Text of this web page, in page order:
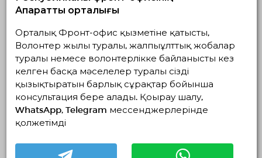
Волонтерлер қажет:
Жылы патруль: Түркістандағы
панасыз жануарларға көмек
акциясы
Волонтерлер қажет:
Ақпараттық орталығы
Орталық Фронт-офис қызметіне қатысты,
Волонтер жылы туралы, жалпыұлттық жобалар
туралы немесе волонтерлікке байланысты кез
келген басқа мәселелер туралы сізді
қызықтыратын барлық сұрақтар бойынша
консультация бере алады. Қоңырау шалу,
WhatsApp, Telegram мессенджерлерінде
қолжетімді